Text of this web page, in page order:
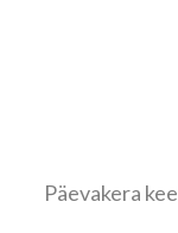
Päevakera